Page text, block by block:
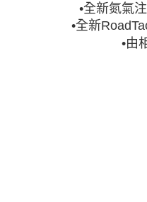
•全新氮氣
•全新
•由